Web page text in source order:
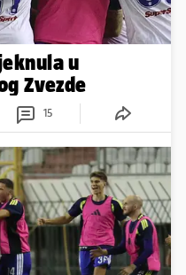
u
Zvezde
15